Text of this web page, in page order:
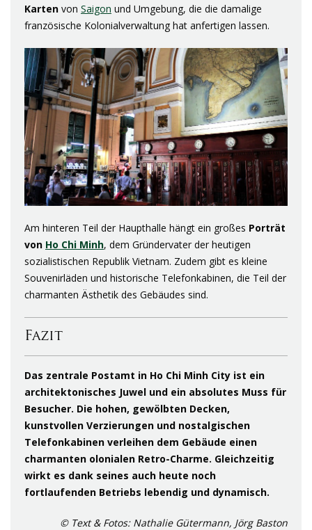
Karten von Saigon und Umgebung, die die damalige
französische Kolonialverwaltung hat anfertigen lassen.
Am hinteren Teil der Haupthalle hängt ein großes Porträt
von Ho Chi Minh, dem Gründervater der heutigen
sozialistischen Republik Vietnam. Zudem gibt es kleine
Souvenirläden und historische Telefonkabinen, die Teil der
charmanten Ästhetik des Gebäudes sind.
Fazit
Das zentrale Postamt in Ho Chi Minh City ist ein
architektonisches Juwel und ein absolutes Muss für
Besucher. Die hohen, gewölbten Decken,
kunstvollen Verzierungen und nostalgischen
Telefonkabinen verleihen dem Gebäude einen
charmanten olonialen Retro-Charme. Gleichzeitig
wirkt es dank seines auch heute noch
fortlaufenden Betriebs lebendig und dynamisch.
© Text & Fotos: Nathalie Gütermann, Jörg Baston